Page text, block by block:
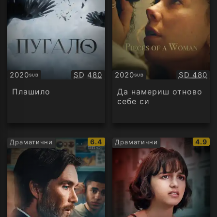
2020SUB
Субтитри Качество:
SD 480
Плашило
2020SUB
Субтитри SD 480
Да намериш отново
себе си
Драматични
IMDb
рейтинг:
6.4 Драматични
IMDb
4.9